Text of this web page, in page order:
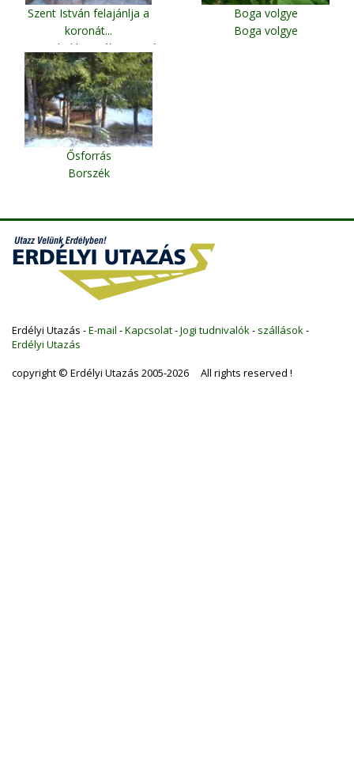
Szent István felajánlja a
koronát...
Gyimesbükk, Deáky panzió
Boga volgye
Boga volgye
Ősforrás
Borszék
Erdélyi Utazás -E-mail -Kapcsolat-Jogi tudnivalók- szállások-
Erdélyi Utazás
copyright © Erdélyi Utazás 2005-2026 All rights reserved !